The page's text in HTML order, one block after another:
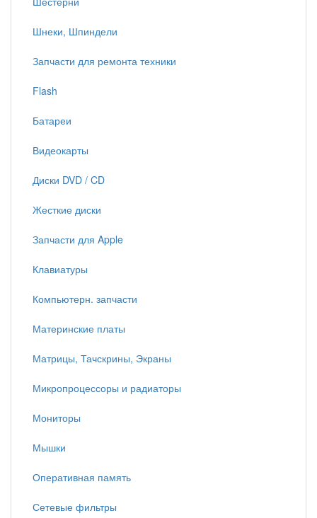
Шнеки, Шпиндели
Запчасти для ремонта техники
Flash
Батареи
Видеокарты
Диски DVD / CD
Жесткие диски
Запчасти для Apple
Клавиатуры
Компьютерн. запчасти
Материнские платы
Матрицы, Тачскрины, Экраны
Микропроцессоры и радиаторы
Мониторы
Мышки
Оперативная память
Сетевые фильтры